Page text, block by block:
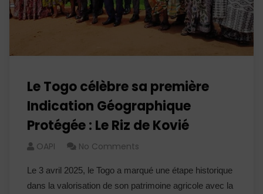
Le Togo célèbre sa première
Indication Géographique
Protégée : Le Riz de Kovié
OAPI No Comments
Le 3 avril 2025, le Togo a marqué une étape historique
dans la valorisation de son patrimoine agricole avec la